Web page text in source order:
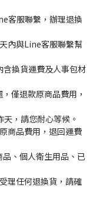
客服聯繫，辦理退換
內與Line客服聯繫幫
換貨運費及人事包材
僅退款原商品費用，
，請您耐心等候。
商品費用，退回運費
、個人衛生用品、已
理任何退換貨，請確